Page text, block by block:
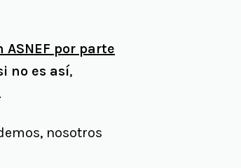
por parte
no es así,
.
nosotros